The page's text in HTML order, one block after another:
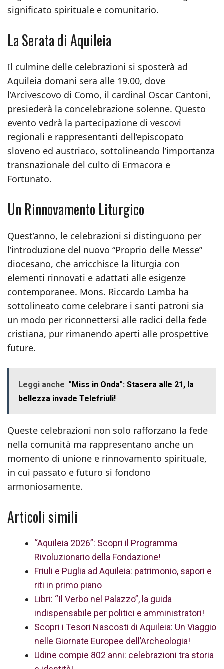
significato spirituale e comunitario.
La Serata di Aquileia
Il culmine delle celebrazioni si sposterà ad
Aquileia domani sera alle 19.00, dove
l’Arcivescovo di Como, il cardinal Oscar Cantoni,
presiederà la concelebrazione solenne. Questo
evento vedrà la partecipazione di vescovi
regionali e rappresentanti dell’episcopato
sloveno ed austriaco, sottolineando l’importanza
transnazionale del culto di Ermacora e
Fortunato.
Un Rinnovamento Liturgico
Quest’anno, le celebrazioni si distinguono per
l’introduzione del nuovo “Proprio delle Messe”
diocesano, che arricchisce la liturgia con
elementi rinnovati e adattati alle esigenze
contemporanee. Mons. Riccardo Lamba ha
sottolineato come celebrare i santi patroni sia
un modo per riconnettersi alle radici della fede
cristiana, pur rimanendo aperti alle prospettive
future.
Leggi anche "Miss in Onda": Stasera alle 21, la
bellezza invade Telefriuli!
Queste celebrazioni non solo rafforzano la fede
nella comunità ma rappresentano anche un
momento di unione e rinnovamento spirituale,
in cui passato e futuro si fondono
armoniosamente.
Articoli simili
“Aquileia 2026”: Scopri il Programma
Rivoluzionario della Fondazione!
Friuli e Puglia ad Aquileia: patrimonio, sapori e
riti in primo piano
Libri: “Il Verbo nel Palazzo”, la guida
indispensabile per politici e amministratori!
Scopri i Tesori Nascosti di Aquileia: Un Viaggio
nelle Giornate Europee dell’Archeologia!
Udine compie 802 anni: celebrazioni tra storia